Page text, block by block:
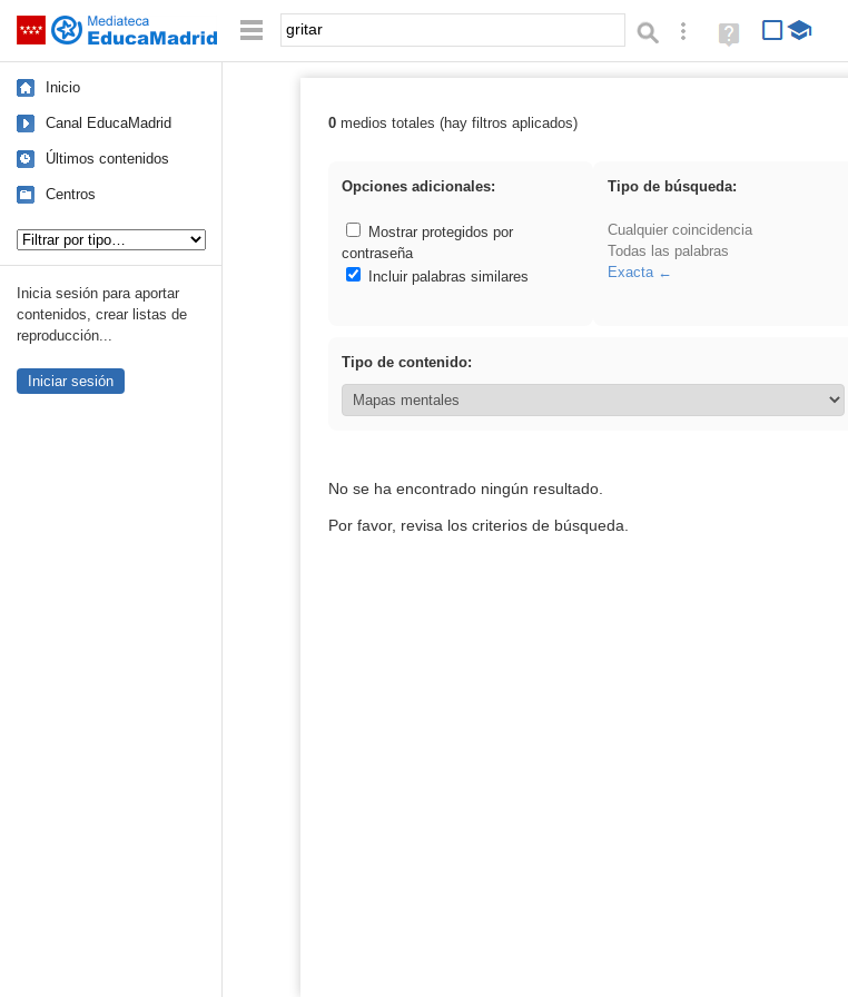
Saltar navegación Palabra o frase: Búsqueda avanzada
Ayuda
(en
Inicio
Canal EducaMadrid
Últimos contenidos
Centros
Inicia sesión para aportar
contenidos, crear listas de
reproducción...
Iniciar sesión
Resultados de: gritar
0medios totales (hay filtros aplicados)
Opciones adicionales:
Mostrar protegidos por
contraseña
Incluir palabras similares
Tipo de búsqueda:
Cualquier coincidencia
Todas las palabras
Exacta
Tipo de contenido:
No se ha encontrado ningún resultado.
Por favor, revisa los criterios de búsqueda.